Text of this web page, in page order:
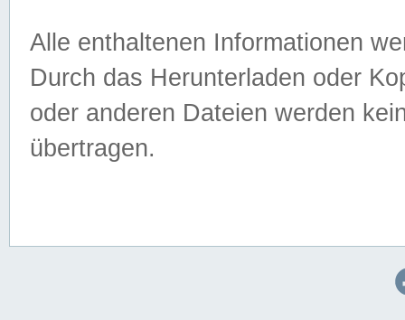
Alle enthaltenen Informationen
Durch das Herunterladen oder
oder anderen Dateien werden
übertragen.